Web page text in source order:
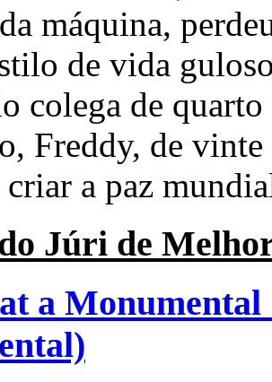
máquina,
de vida
colega de
Freddy, de vinte
criar a paz
Júri de
a Monumental